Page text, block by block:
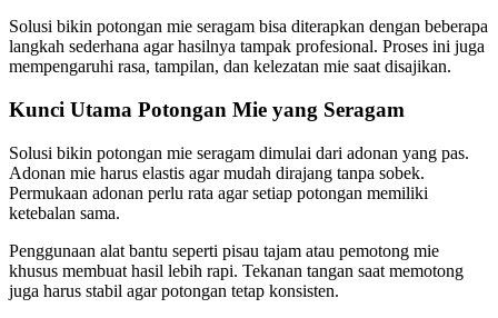
Solusi bikin potongan mie seragam bisa diterapkan dengan beberapa
langkah sederhana agar hasilnya tampak profesional. Proses ini juga
mempengaruhi rasa, tampilan, dan kelezatan mie saat disajikan.
Kunci Utama Potongan Mie yang Seragam
Solusi bikin potongan mie seragam dimulai dari adonan yang pas.
Adonan mie harus elastis agar mudah dirajang tanpa sobek.
Permukaan adonan perlu rata agar setiap potongan memiliki
ketebalan sama.
Penggunaan alat bantu seperti pisau tajam atau pemotong mie
khusus membuat hasil lebih rapi. Tekanan tangan saat memotong
juga harus stabil agar potongan tetap konsisten.